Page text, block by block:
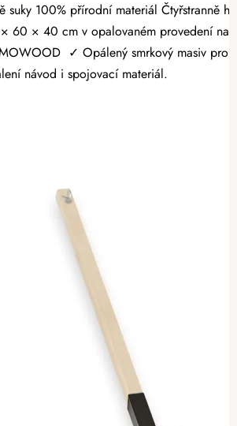
vzhled s dlouhou životností. Dřevěný
60 × 40 cm v opalovaném provedení
✓ Opálený smrkový masiv
návod i spojovací materiál.